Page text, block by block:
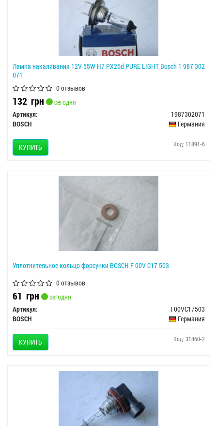
Лампа накаливания 12V 55W H7 PX26d PURE LIGHT Bosch 1 987 302
071
0 отзывов
132 грн
сегодня
Артикул:
1987302071
BOSCH
Германия
КУПИТЬ Код: 11891-6
Уплотнительное кольцо форсунки BOSCH F 00V C17 503
0 отзывов
61 грн
сегодня
Артикул:
F00VC17503
BOSCH
Германия
КУПИТЬ Код: 31860-2